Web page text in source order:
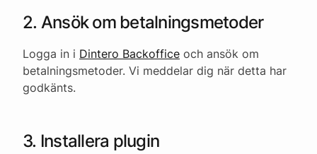
2. Ansök om betalningsmetoder
Logga in i Dintero Backoffice och ansök om
betalningsmetoder. Vi meddelar dig när detta har
godkänts.
3. Installera plugin